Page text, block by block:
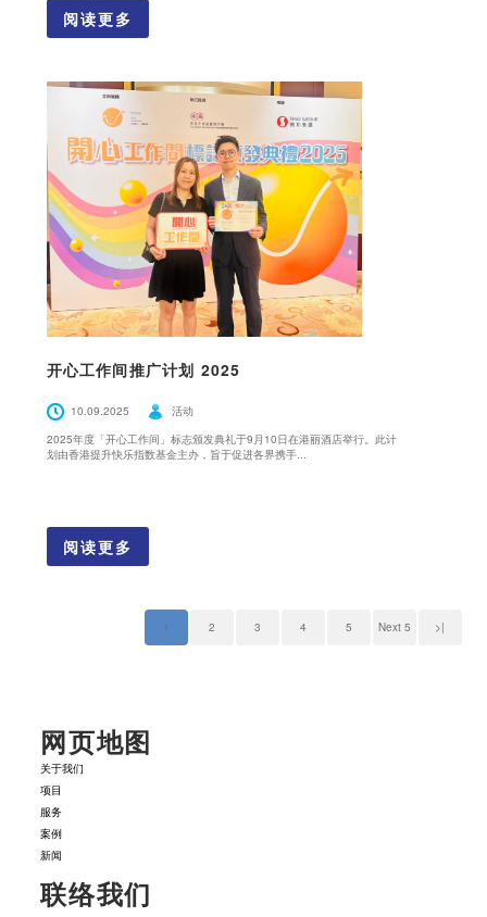
阅读更多
开心工作间推广计划 2025
10.09.2025
活动
2025年度「开心工作间」标志颁发典礼于9月10日在港丽酒店举行。此计
划由香港提升快乐指数基金主办，旨于促进各界携手...
阅读更多
1 2 3 4 5 Next 5 >|
网页地图
关于我们
项目
服务
案例
新闻
联络我们